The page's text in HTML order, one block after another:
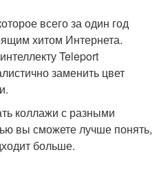
всего за один год
хитом Интернета.
Teleport
заменить цвет
коллажи с разными
вы сможете лучше понять,
больше.